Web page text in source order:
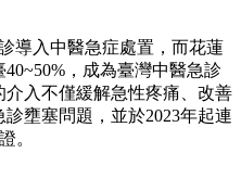
導入中醫急症處置，而花蓮
，成為臺灣中醫急診
入不僅緩解急性疼痛、改善
壅塞問題，並於2023年起連
。